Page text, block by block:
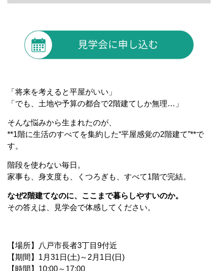
「将来を考えると平屋がいい」
「でも、土地や予算の都合で2階建てしか無理…」
そんな悩みから生まれたのが、
**1階に生活のすべてを集約した“平屋感覚の2階建て”**で
す。
階段を使わない毎日。
家事も、身支度も、くつろぎも、すべて1階で完結。
なぜ2階建てなのに、ここまで暮らしやすいのか。
その答えは、見学会で体感してください。
【場所】八戸市長者3丁目9付近
【期間】1月31日(土)～2月1日(日)
【時間】10:00～17:00